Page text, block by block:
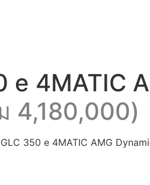
e 4MATIC
4,180,000)
350 e 4MATIC AMG